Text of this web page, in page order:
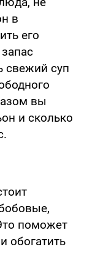
в
его
свежий суп
вы
и сколько
поможет
обогатить